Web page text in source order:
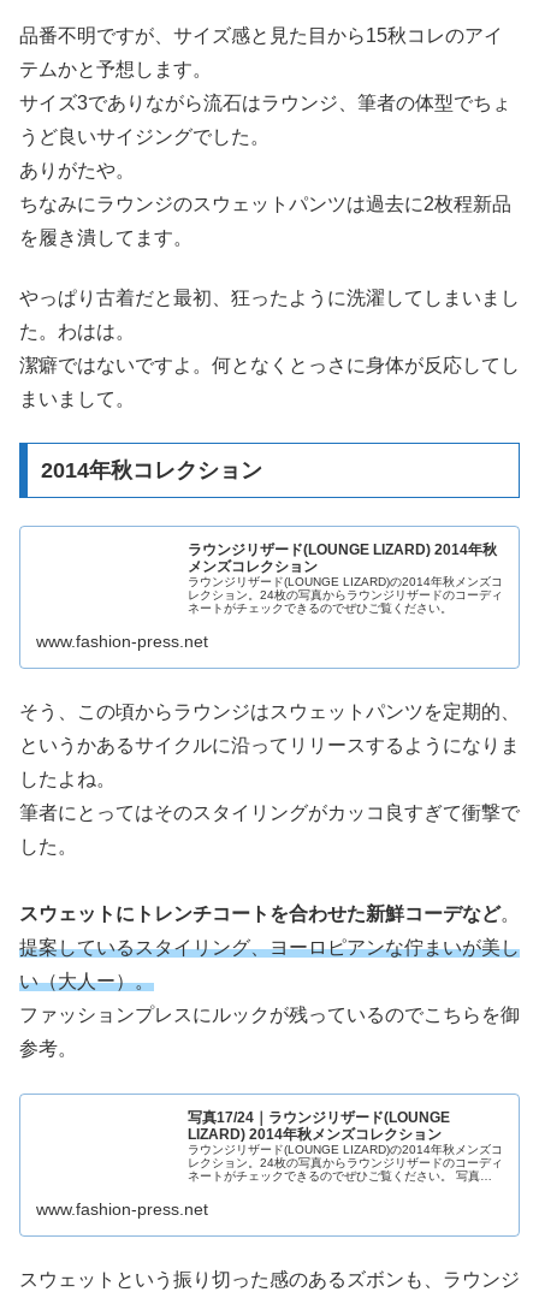
品番不明ですが、サイズ感と見た目から15秋コレのアイ
テムかと予想します。
サイズ3でありながら流石はラウンジ、筆者の体型でちょ
うど良いサイジングでした。
ありがたや。
ちなみにラウンジのスウェットパンツは過去に2枚程新品
を履き潰してます。
やっぱり古着だと最初、狂ったように洗濯してしまいまし
た。わはは。
潔癖ではないですよ。何となくとっさに身体が反応してし
まいまして。
2014年秋コレクション
ラウンジリザード(LOUNGE LIZARD) 2014年秋
メンズコレクション
ラウンジリザード(LOUNGE LIZARD)の2014年秋メンズコ
レクション。24枚の写真からラウンジリザードのコーディ
ネートがチェックできるのでぜひご覧ください。
www.fashion-press.net
そう、この頃からラウンジはスウェットパンツを定期的、
というかあるサイクルに沿ってリリースするようになりま
したよね。
筆者にとってはそのスタイリングがカッコ良すぎて衝撃で
した。
スウェットにトレンチコートを合わせた新鮮コーデなど。
提案しているスタイリング、ヨーロピアンな佇まいが美し
い（大人ー）。
ファッションプレスにルックが残っているのでこちらを御
参考。
写真17/24｜ラウンジリザード(LOUNGE
LIZARD) 2014年秋メンズコレクション
ラウンジリザード(LOUNGE LIZARD)の2014年秋メンズコ
レクション。24枚の写真からラウンジリザードのコーディ
ネートがチェックできるのでぜひご覧ください。 写真
www.fashion-press.net
スウェットという振り切った感のあるズボンも、ラウンジ